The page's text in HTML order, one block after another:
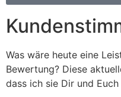
Was wäre heute eine
Bewertung? Diese
dass ich sie Dir und